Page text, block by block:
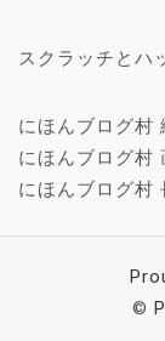
スクラッチとハ
にほんブログ村
にほんブログ村
にほんブログ村
©